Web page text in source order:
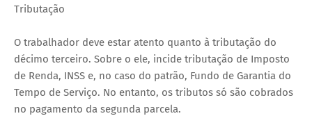
Tributação
O trabalhador deve estar atento quanto à tributação do
décimo terceiro. Sobre o ele, incide tributação de Imposto
de Renda, INSS e, no caso do patrão, Fundo de Garantia do
Tempo de Serviço. No entanto, os tributos só são cobrados
no pagamento da segunda parcela.